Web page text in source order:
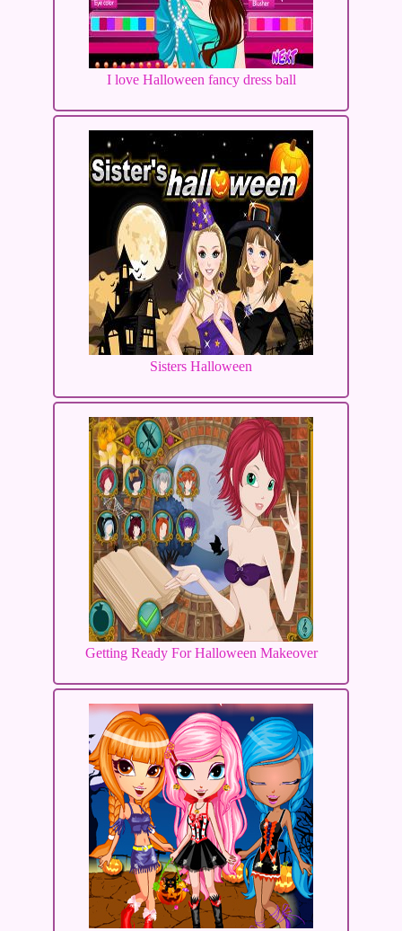
I love Halloween fancy dress ball
Sisters Halloween
Getting Ready For Halloween Makeover